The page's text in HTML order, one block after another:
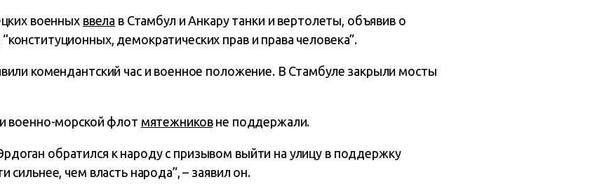
военных ввела в Стамбул и Анкару танки и вертолеты, объявив о
демократических прав и права человека”.
комендантский час и военное положение. В Стамбуле закрыли мосты
военно-морской флот мятежниковне поддержали.
обратился к народу с призывом выйти на улицу в поддержку
сильнее, чем власть народа”, – заявил он.